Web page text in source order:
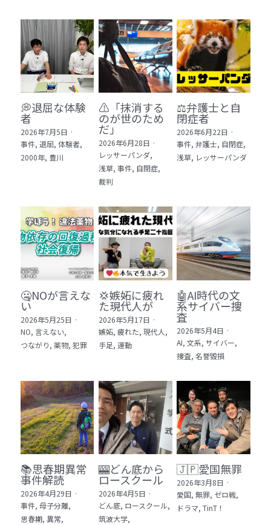
6 セールス・マーケティング・ビジネスモデ
ル 21冊
7 ライフスタイル・防災・科学技術 12冊
8 アジア・歴史・未来予測 11冊
🎬Dramas(おすすめの小説・漫画・ドラマ・
💭退屈な体験
者
2026年7月5日 ·
事件, 退屈, 体験者,
2000年, 豊川
⚠️「抹消する
のが世のため
だ」​
2026年6月28日 ·
レッサーパンダ,
浅草, 事件, 自閉症,
裁判
⚖️弁護士と自
閉症者
2026年6月22日 ·
事件, 弁護士, 自閉症,
浅草, レッサーパンダ
🤐NOが言えな
い
2026年5月25日 ·
NO, 言えない,
つながり, 薬物, 犯罪
💢嫉妬に疲れ
た現代人が
2026年5月17日 ·
嫉妬, 疲れた, 現代人,
手足, 運動
🤖AI時代の文
系サイバー捜
査
2026年5月4日 ·
AI, 文系, サイバー,
捜査, 名誉毀損
📚思春期異常
事件解読
2026年4月29日 ·
事件, 母子分離,
思春期, 異常,
🎰どん底から
ロースクール
2026年4月5日 ·
どん底, ロースクール,
筑波大学,
🇯🇵愛国無罪
2026年3月8日 ·
愛国, 無罪, ゼロ戦,
ドラマ, TinT！